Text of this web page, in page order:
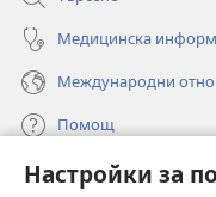
Настройки за
Медицинска
Международни
Помощ
Дарения